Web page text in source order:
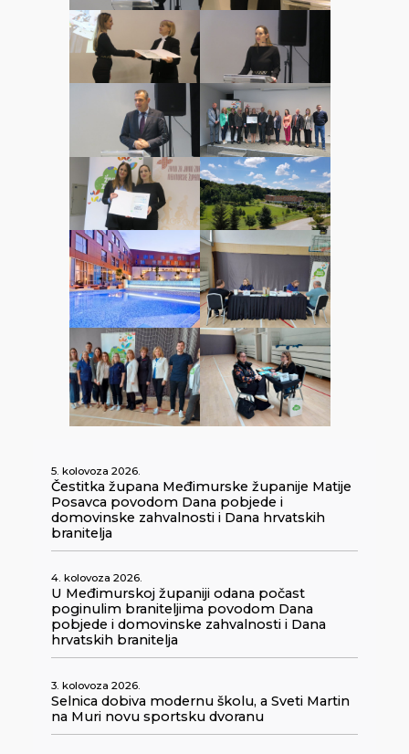
5. kolovoza 2026.
Čestitka župana Međimurske županije Matije
Posavca povodom Dana pobjede i
domovinske zahvalnosti i Dana hrvatskih
branitelja
4. kolovoza 2026.
U Međimurskoj županiji odana počast
poginulim braniteljima povodom Dana
pobjede i domovinske zahvalnosti i Dana
hrvatskih branitelja
3. kolovoza 2026.
Selnica dobiva modernu školu, a Sveti Martin
na Muri novu sportsku dvoranu